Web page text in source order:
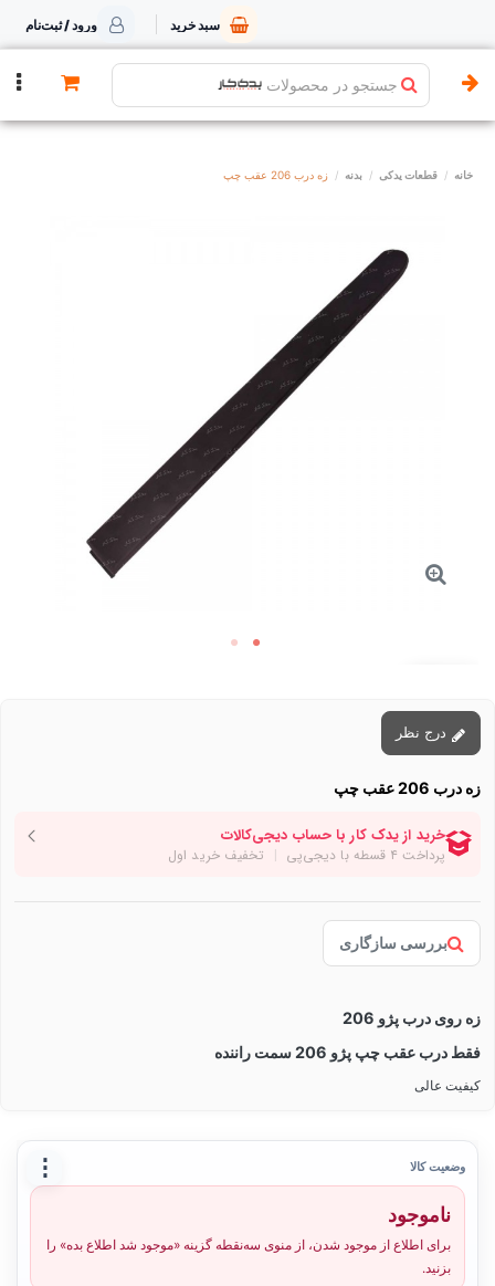
سبد خرید ورود / ثبت‌نام
جستجو در محصولات
خانه قطعات یدکی بدنه زه درب 206 عقب چپ
زه درب 206 عقب چپ
بررسی سازگاری
زه روی درب پژو 206
فقط درب عقب چپ پژو 206 سمت راننده
کیفیت عالی
⋮ وضعیت کالا
ناموجود
برای اطلاع از موجود شدن، از منوی سه‌نقطه گزینه «موجود شد اطلاع بده» را
بزنید.